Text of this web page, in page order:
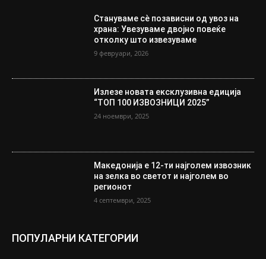
Стануваме сè позависни од увоз на
храна: Увезуваме двојно повеќе
отколку што извезуваме
9 февруари, 2026
Излезе новата ексклузивна едиција
“ТОП 100 ИЗВОЗНИЦИ 2025”
24 ноември, 2025
Македонија е 12-ти најголем извозник
на зелка во светот и најголем во
регионот
4 септември, 2025
ПОПУЛАРНИ КАТЕГОРИИ